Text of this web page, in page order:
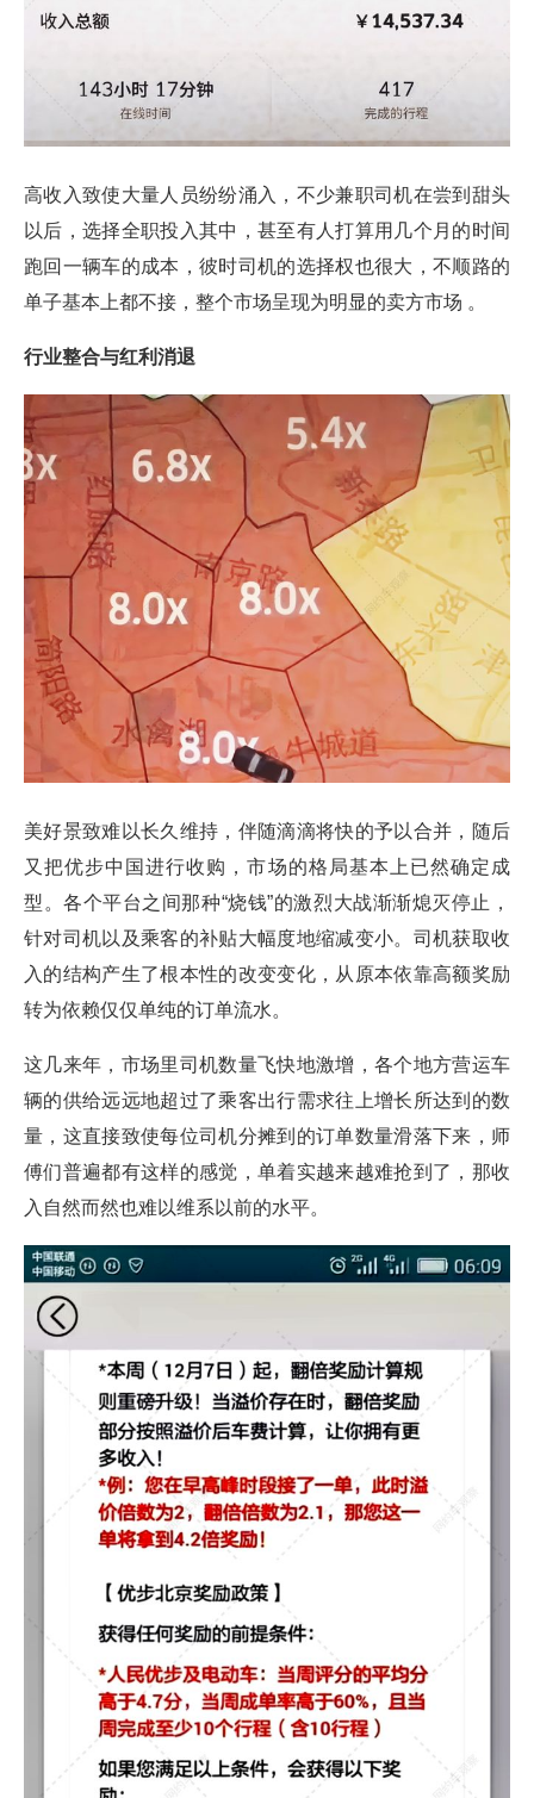
高收入致使大量人员纷纷涌入，不少兼职司机在尝到甜头
以后，选择全职投入其中，甚至有人打算用几个月的时间
跑回一辆车的成本，彼时司机的选择权也很大，不顺路的
单子基本上都不接，整个市场呈现为明显的卖方市场 。
行业整合与红利消退
美好景致难以长久维持，伴随滴滴将快的予以合并，随后
又把优步中国进行收购，市场的格局基本上已然确定成
型。各个平台之间那种“烧钱”的激烈大战渐渐熄灭停止，
针对司机以及乘客的补贴大幅度地缩减变小。司机获取收
入的结构产生了根本性的改变变化，从原本依靠高额奖励
转为依赖仅仅单纯的订单流水。
这几来年，市场里司机数量飞快地激增，各个地方营运车
辆的供给远远地超过了乘客出行需求往上增长所达到的数
量，这直接致使每位司机分摊到的订单数量滑落下来，师
傅们普遍都有这样的感觉，单着实越来越难抢到了，那收
入自然而然也难以维系以前的水平。